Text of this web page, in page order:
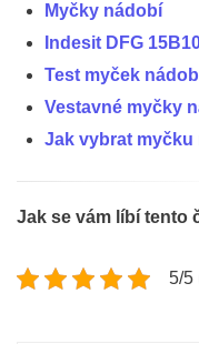
Myčky nádobí
Indesit DFG
Test myček
Vestavné myčky
Jak vybrat myčku
Jak se vám líbí tento
5/5